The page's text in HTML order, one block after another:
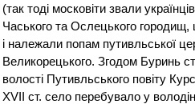
(так тоді московіти звали
Часького та Ослецького
і належали попам путивльської
Великорецького. Згодом Буринь
волості Путивльського повіту
XVII ст. село перебувало у